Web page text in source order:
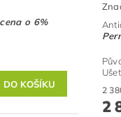
o 6%
2